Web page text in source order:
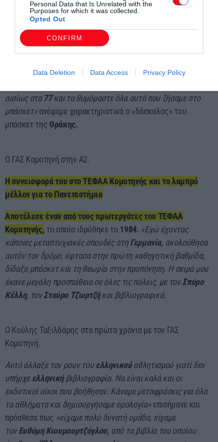
Personal Data that Is Unrelated with the
Purposes for which it was collected.
Opted Out
CONFIRM
Data Deletion Data Access Privacy Policy
Είχαμε αθλητές που για χρόνια επάνδρωσαν την ανδρική
ομάδα. Περάσαμε καταπληκτικά. Βγήκαμε πέμπτοι στο
παγκόσμιο στηνΙσπανίαμε λίγους παίχτες
γιατίΟλυμπιακόςκαιΠαναθηναϊκός
τα θυμόμαστε, όπως στο πανελλήνιο πρωτάθλημα
αισίως στα77και τα θυμόμαστε όλα αυτά που ζήσαμε στο
μπάσκετ»ανέφερε χαρακτηριστικά ο «δάσκαλος» του
μπάσκετ της Θράκης.
Ο ΓΑΣ Κομοτηνή στην Α2.
Η συνεισφορά του στο ΤΕΦΑΑ Κομοτηνής και το λαμπρό
μέλλον για το Πανεπιστήμιο
Αποτέλεσε έναν από τους πρωτεργάτες του ΤΕΦΑΑ
Κομοτηνής, το οποίο ιδρύθηκε το 1984. «Εγώ έχοντας
κάποιες μεταπτυχιακές σπουδές στηΓερμανία, ακολούθησα
αυτόν τον δρόμο, έφτασα στην πρώτη καθηγητική βαθμίδα,
δίδαξα μπάσκετ και τη θεωρία στην προπόνηση. Η σειρά μου
έκανε μεγάλη προσπάθεια σε όλες τις πόλεις, με τονΣπύρο
Κέλλη, τονΣταύρο Τζωρτζήκαι βιβλιογραφικά.
Ο Κούλης Ταξιλδάρης στα πρώτα χρόνια με τον ΓΑΣ
Κομοτηνή.
Αυτό άλλαξε τον ρουν τουελληνικούαθλητισμού γιατί δεν
υπήρχεελληνικήβιβλιογραφία. Να είναι καλά και οι
εκδοτικοί οίκοι που βοήθησαν. Κάναμε μεταφράσεις για όλα
τα αθλήματα και δημιουργήσαμε ορολογία»επισήμανε και
πρόσθεσε πως «είχαμε πολύ δυνατή ομάδα, είχαμε
τονΕυθύμη Κιουμουρτζόγλου, από τα βιβλία του οποίου